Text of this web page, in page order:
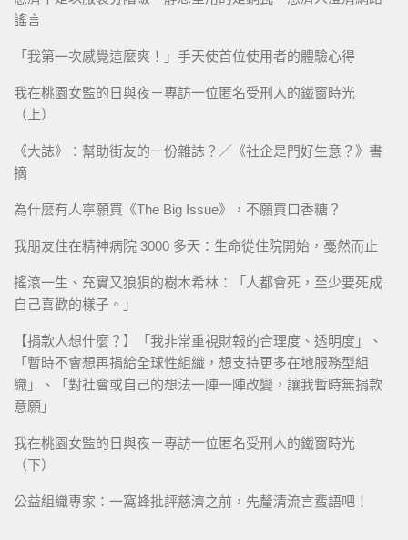
謠言
「我第一次感覺這麼爽！」手天使首位使用者的體驗心得
我在桃園女監的日與夜－專訪一位匿名受刑人的鐵窗時光
（上）
《大誌》：幫助街友的一份雜誌？／《社企是門好生意？》書
摘
為什麼有人寧願買《The Big Issue》，不願買口香糖？
我朋友住在精神病院 3000 多天：生命從住院開始，戞然而止
搖滾一生、充實又狼狽的樹木希林：「人都會死，至少要死成
自己喜歡的樣子。」
【捐款人想什麼？】「我非常重視財報的合理度、透明度」、
「暫時不會想再捐給全球性組織，想支持更多在地服務型組
織」、「對社會或自己的想法一陣一陣改變，讓我暫時無捐款
意願」
我在桃園女監的日與夜－專訪一位匿名受刑人的鐵窗時光
（下）
公益組織專家：一窩蜂批評慈濟之前，先釐清流言蜚語吧！